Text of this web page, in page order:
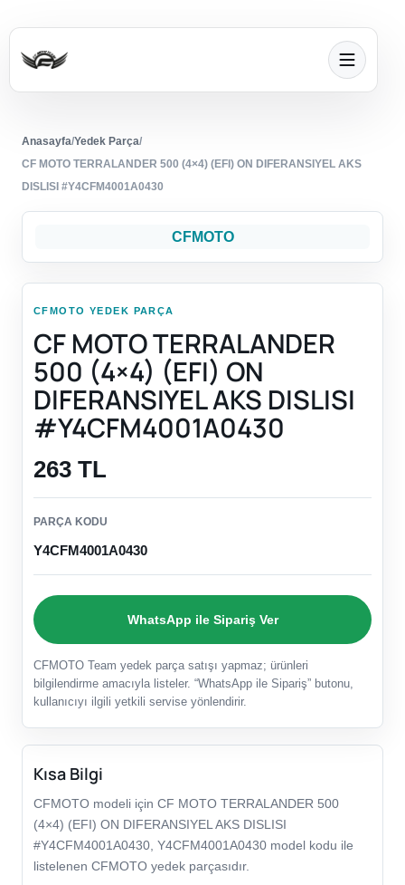
Anasayfa/Yedek Parça/
CF MOTO TERRALANDER 500 (4×4) (EFI) ON DIFERANSIYEL AKS
DISLISI #Y4CFM4001A0430
CFMOTO
CFMOTO YEDEK PARÇA
CF MOTO TERRALANDER
500 (4×4) (EFI) ON
DIFERANSIYEL AKS DISLISI
#Y4CFM4001A0430
263 TL
PARÇA KODU
Y4CFM4001A0430
WhatsApp ile Sipariş Ver
CFMOTO Team yedek parça satışı yapmaz; ürünleri
bilgilendirme amacıyla listeler. “WhatsApp ile Sipariş” butonu,
kullanıcıyı ilgili yetkili servise yönlendirir.
Kısa Bilgi
CFMOTO modeli için CF MOTO TERRALANDER 500
(4×4) (EFI) ON DIFERANSIYEL AKS DISLISI
#Y4CFM4001A0430, Y4CFM4001A0430 model kodu ile
listelenen CFMOTO yedek parçasıdır.